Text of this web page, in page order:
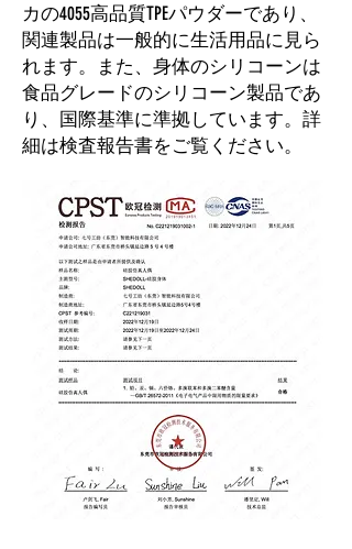
カの4055高品質TPEパウダーであり、
関連製品は一般的に生活用品に見ら
れます。また、身体のシリコーンは
食品グレードのシリコーン製品であ
り、国際基準に準拠しています。詳
細は検査報告書をご覧ください。